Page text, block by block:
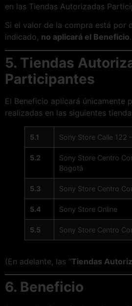
en las Tiendas Autorizadas
Si el valor de la compra está por
indicado, no aplicará el Beneficio.
5. Tiendas
Participantes
El Beneficio aplicará únicamente
realizadas en las siguientes
5.1 Sony Store Calle 122
5.2
Sony Store Centro
Bogotá
5.3 Sony Store Centro
5.4 Sony Store Online
5.5 Sony Store Centro
(En adelante, las “Tiendas
6. Beneficio